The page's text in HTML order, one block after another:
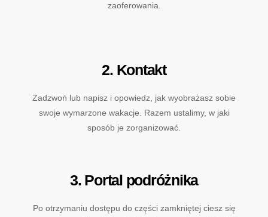
zaoferowania.
2. Kontakt
Zadzwoń lub napisz i opowiedz, jak wyobrażasz sobie
swoje wymarzone wakacje. Razem ustalimy, w jaki
sposób je zorganizować.
3. Portal podróżnika
Po otrzymaniu dostępu do części zamkniętej ciesz się